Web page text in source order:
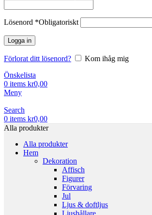
Lösenord *Obligatoriskt
Logga in
Förlorat ditt lösenord?
Kom ihåg mig
Önskelista
0 items kr0,00
Meny
Search
0 items kr0,00
Alla produkter
Alla produkter
Hem
Dekoration
Affisch
Figurer
Förvaring
Jul
Ljus & doftljus